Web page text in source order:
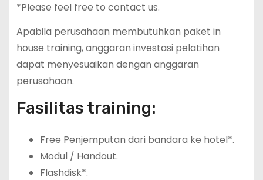
*Please feel free to contact us.
Apabila perusahaan membutuhkan paket in
house training, anggaran investasi pelatihan
dapat menyesuaikan dengan anggaran
perusahaan.
Fasilitas training:
Free Penjemputan dari bandara ke hotel*.
Modul / Handout.
Flashdisk*.